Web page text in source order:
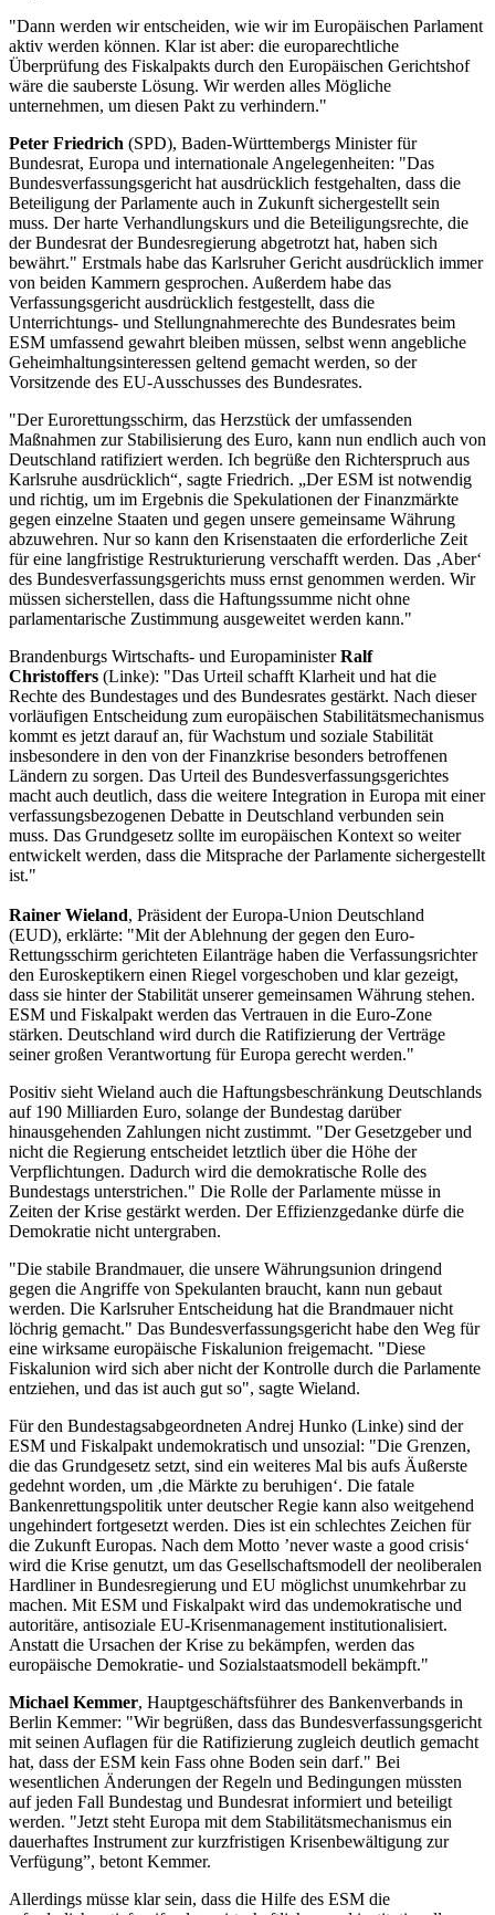
"Dann werden wir entscheiden, wie wir im Europäischen Parlament
aktiv werden können. Klar ist aber: die europarechtliche
Überprüfung des Fiskalpakts durch den Europäischen Gerichtshof
wäre die sauberste Lösung. Wir werden alles Mögliche
unternehmen, um diesen Pakt zu verhindern."
Peter Friedrich (SPD), Baden-Württembergs Minister für
Bundesrat, Europa und internationale Angelegenheiten: "Das
Bundesverfassungsgericht hat ausdrücklich festgehalten, dass die
Beteiligung der Parlamente auch in Zukunft sichergestellt sein
muss. Der harte Verhandlungskurs und die Beteiligungsrechte, die
der Bundesrat der Bundesregierung abgetrotzt hat, haben sich
bewährt." Erstmals habe das Karlsruher Gericht ausdrücklich immer
von beiden Kammern gesprochen. Außerdem habe das
Verfassungsgericht ausdrücklich festgestellt, dass die
Unterrichtungs- und Stellungnahmerechte des Bundesrates beim
ESM umfassend gewahrt bleiben müssen, selbst wenn angebliche
Geheimhaltungsinteressen geltend gemacht werden, so der
Vorsitzende des EU-Ausschusses des Bundesrates.
"Der Eurorettungsschirm, das Herzstück der umfassenden
Maßnahmen zur Stabilisierung des Euro, kann nun endlich auch von
Deutschland ratifiziert werden. Ich begrüße den Richterspruch aus
Karlsruhe ausdrücklich“, sagte Friedrich. „Der ESM ist notwendig
und richtig, um im Ergebnis die Spekulationen der Finanzmärkte
gegen einzelne Staaten und gegen unsere gemeinsame Währung
abzuwehren. Nur so kann den Krisenstaaten die erforderliche Zeit
für eine langfristige Restrukturierung verschafft werden. Das ‚Aber‘
des Bundesverfassungsgerichts muss ernst genommen werden. Wir
müssen sicherstellen, dass die Haftungssumme nicht ohne
parlamentarische Zustimmung ausgeweitet werden kann."
Brandenburgs Wirtschafts- und EuropaministerRalf
Christoffers (Linke): "Das Urteil schafft Klarheit und hat die
Rechte des Bundestages und des Bundesrates gestärkt. Nach dieser
vorläufigen Entscheidung zum europäischen Stabilitätsmechanismus
kommt es jetzt darauf an, für Wachstum und soziale Stabilität
insbesondere in den von der Finanzkrise besonders betroffenen
Ländern zu sorgen. Das Urteil des Bundesverfassungsgerichtes
macht auch deutlich, dass die weitere Integration in Europa mit einer
verfassungsbezogenen Debatte in Deutschland verbunden sein
muss. Das Grundgesetz sollte im europäischen Kontext so weiter
entwickelt werden, dass die Mitsprache der Parlamente sichergestellt
ist."
Rainer Wieland, Präsident der Europa-Union Deutschland
(EUD), erklärte: "Mit der Ablehnung der gegen den Euro-
Rettungsschirm gerichteten Eilanträge haben die Verfassungsrichter
den Euroskeptikern einen Riegel vorgeschoben und klar gezeigt,
dass sie hinter der Stabilität unserer gemeinsamen Währung stehen.
ESM und Fiskalpakt werden das Vertrauen in die Euro-Zone
stärken. Deutschland wird durch die Ratifizierung der Verträge
seiner großen Verantwortung für Europa gerecht werden."
Positiv sieht Wieland auch die Haftungsbeschränkung Deutschlands
auf 190 Milliarden Euro, solange der Bundestag darüber
hinausgehenden Zahlungen nicht zustimmt. "Der Gesetzgeber und
nicht die Regierung entscheidet letztlich über die Höhe der
Verpflichtungen. Dadurch wird die demokratische Rolle des
Bundestags unterstrichen." Die Rolle der Parlamente müsse in
Zeiten der Krise gestärkt werden. Der Effizienzgedanke dürfe die
Demokratie nicht untergraben.
"Die stabile Brandmauer, die unsere Währungsunion dringend
gegen die Angriffe von Spekulanten braucht, kann nun gebaut
werden. Die Karlsruher Entscheidung hat die Brandmauer nicht
löchrig gemacht." Das Bundesverfassungsgericht habe den Weg für
eine wirksame europäische Fiskalunion freigemacht. "Diese
Fiskalunion wird sich aber nicht der Kontrolle durch die Parlamente
entziehen, und das ist auch gut so", sagte Wieland.
Für den Bundestagsabgeordneten Andrej Hunko (Linke) sind der
ESM und Fiskalpakt undemokratisch und unsozial: "Die Grenzen,
die das Grundgesetz setzt, sind ein weiteres Mal bis aufs Äußerste
gedehnt worden, um ‚die Märkte zu beruhigen‘. Die fatale
Bankenrettungspolitik unter deutscher Regie kann also weitgehend
ungehindert fortgesetzt werden. Dies ist ein schlechtes Zeichen für
die Zukunft Europas. Nach dem Motto ’never waste a good crisis‘
wird die Krise genutzt, um das Gesellschaftsmodell der neoliberalen
Hardliner in Bundesregierung und EU möglichst unumkehrbar zu
machen. Mit ESM und Fiskalpakt wird das undemokratische und
autoritäre, antisoziale EU-Krisenmanagement institutionalisiert.
Anstatt die Ursachen der Krise zu bekämpfen, werden das
europäische Demokratie- und Sozialstaatsmodell bekämpft."
Michael Kemmer, Hauptgeschäftsführer des Bankenverbands in
Berlin Kemmer: "Wir begrüßen, dass das Bundesverfassungsgericht
mit seinen Auflagen für die Ratifizierung zugleich deutlich gemacht
hat, dass der ESM kein Fass ohne Boden sein darf." Bei
wesentlichen Änderungen der Regeln und Bedingungen müssten
auf jeden Fall Bundestag und Bundesrat informiert und beteiligt
werden. "Jetzt steht Europa mit dem Stabilitätsmechanismus ein
dauerhaftes Instrument zur kurzfristigen Krisenbewältigung zur
Verfügung”, betont Kemmer.
Allerdings müsse klar sein, dass die Hilfe des ESM die